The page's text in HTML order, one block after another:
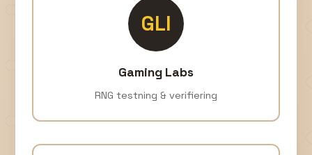
GLI
Gaming Labs
RNG testning & verifiering